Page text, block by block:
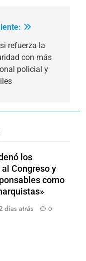
refuerza la
con más
policial y
los
Congreso y
como
días atrás 0